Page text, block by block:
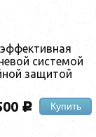
сис­те­мой
за­щитой
c Купить